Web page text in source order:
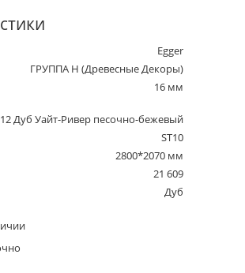
Egger
ГРУППА Н (Древесные Декоры)
16 мм
Дуб Уайт-Ривер песочно-бежевый
ST10
2800*2070 мм
21 609
Дуб